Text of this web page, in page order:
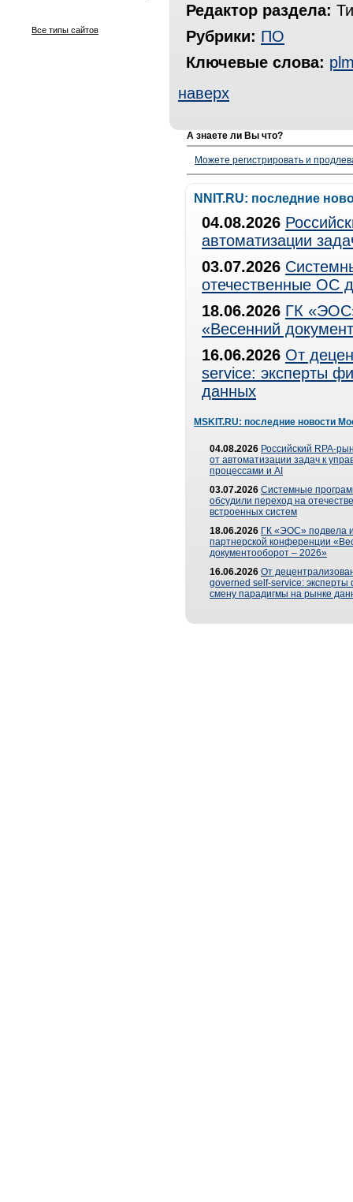
Все типы сайтов
Редактор раздела:
Рубрики: ПО
Ключевые слова:
наверх
А знаете ли Вы что?
Можете регистрировать и
NNIT.RU: последние
04.08.2026
автоматизации
03.07.2026
отечественные ОС
18.06.2026 ГК
«Весенний
16.06.2026 От
service: эксперты
данных
MSKIT.RU: последние новости
04.08.2026 Российский RPA-
от автоматизации задач к
процессами и AI
03.07.2026 Системные
обсудили переход на
встроенных систем
18.06.2026 ГК «ЭОС» подвела
партнерской конференции
документооборот – 2026»
16.06.2026 От
governed self-service: эксперты
смену парадигмы на рынке